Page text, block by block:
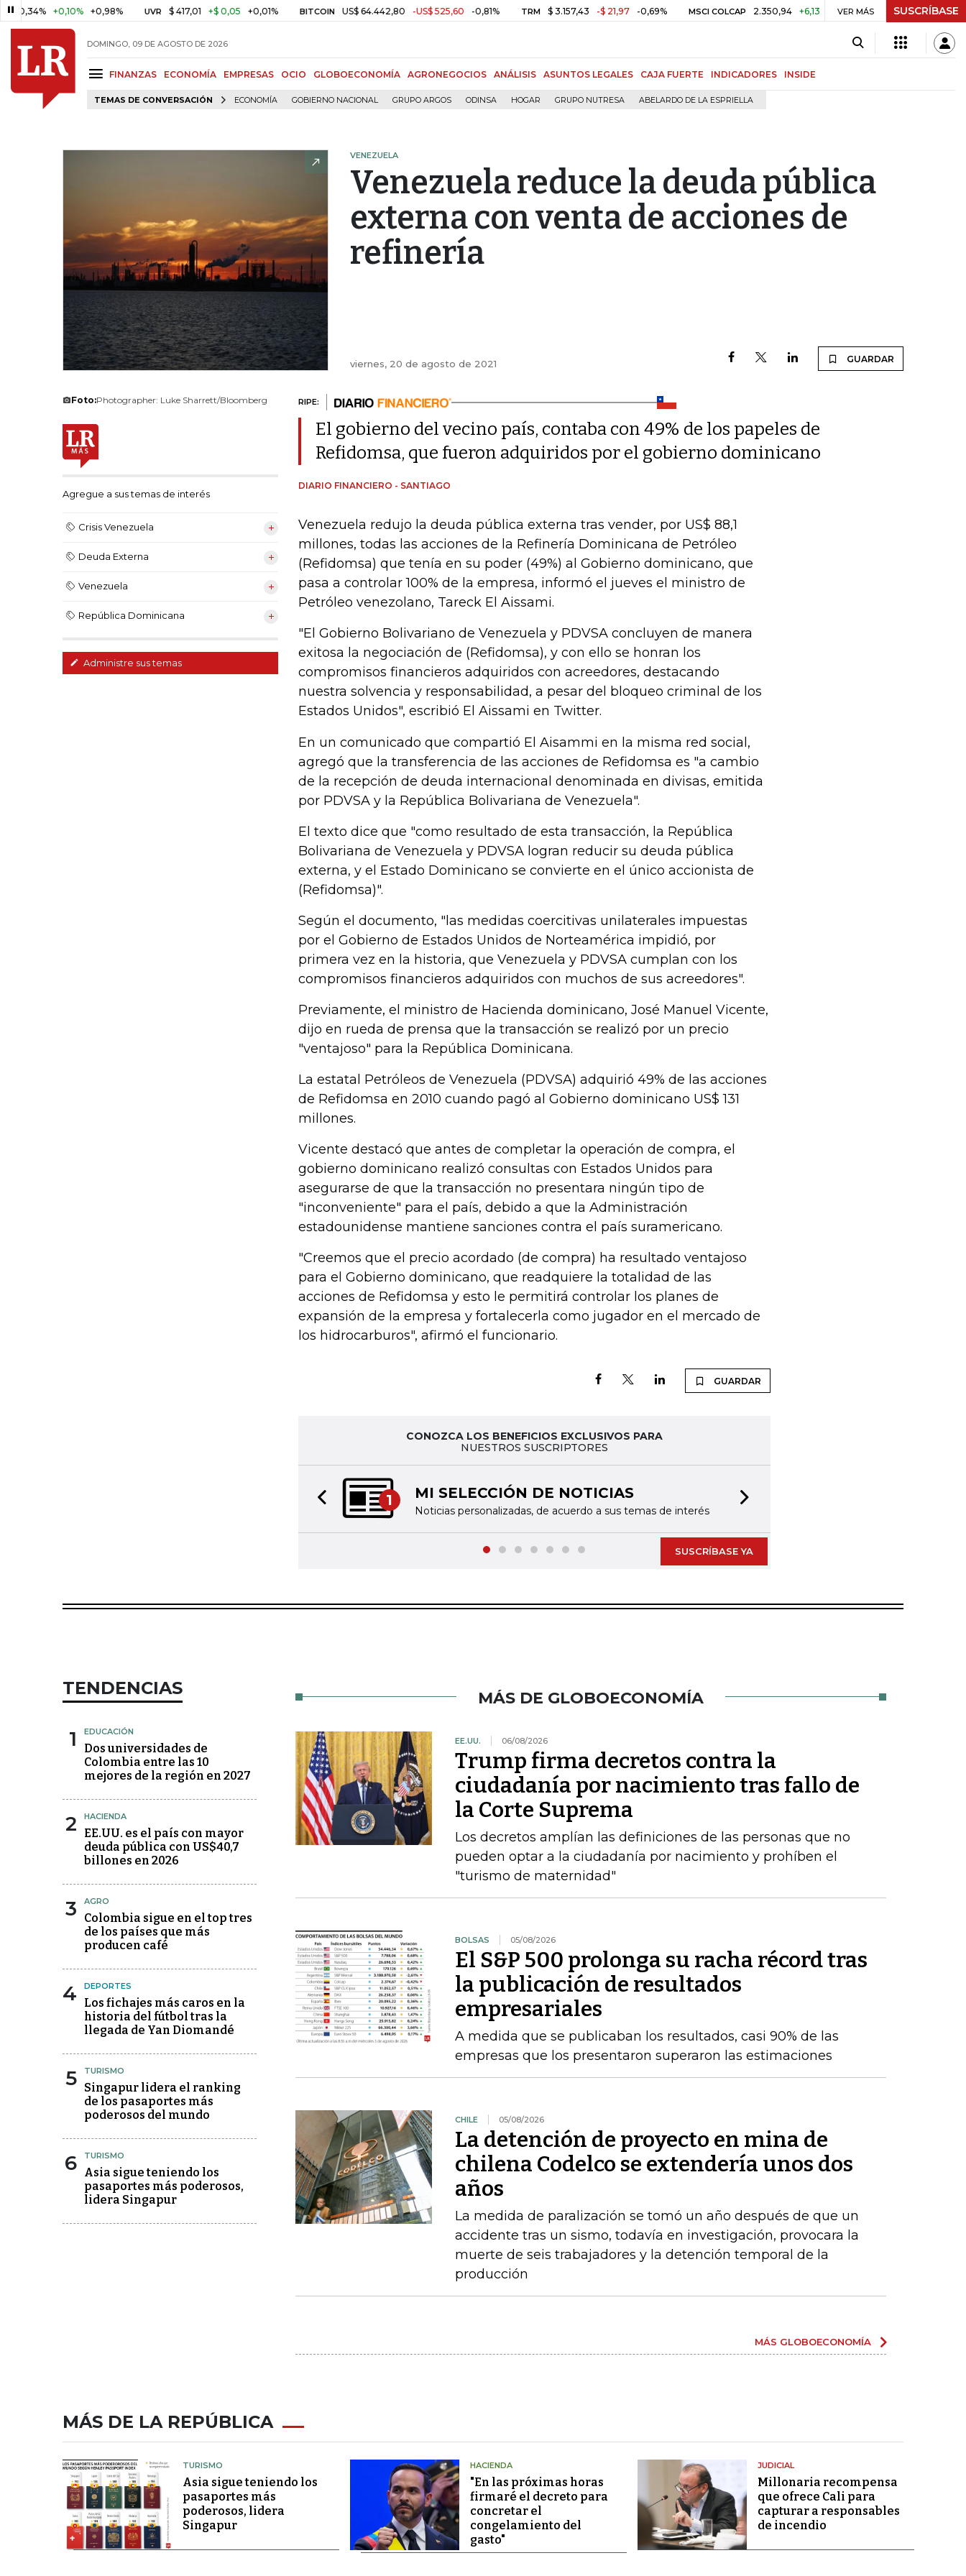
+0,10% +0,98% UVR $ 417,01 +$ 0,05 +0,01% BITCOIN US$ 64.442,80 -US$ 525,60 -0,81% TRM $ 3.157,43 -$ 21,97 -0,69% MSCI COLCAP 2.350,94 +6,13 +0,26% PETRÓLEO WTI US$ 78,01
VER MÁS SUSCRÍBASE
DOMINGO, 09 DE AGOSTO DE 2026
FINANZAS ECONOMÍA EMPRESAS OCIO GLOBOECONOMÍA AGRONEGOCIOS ANÁLISIS ASUNTOS LEGALES CAJA FUERTE INDICADORES INSIDE
TEMAS DE CONVERSACIÓN ECONOMÍA GOBIERNO NACIONAL GRUPO ARGOS ODINSA HOGAR GRUPO NUTRESA ABELARDO DE LA ESPRIELLA
VENEZUELA
Venezuela reduce la deuda pública
externa con venta de acciones de
refinería
viernes, 20 de agosto de 2021 GUARDAR
Foto:Photographer: Luke Sharrett/Bloomberg
Agregue a sus temas de interés
Crisis Venezuela
Deuda Externa
Venezuela
República Dominicana
Administre sus temas
RIPE:
El gobierno del vecino país, contaba con 49% de los papeles de
Refidomsa, que fueron adquiridos por el gobierno dominicano
DIARIO FINANCIERO - SANTIAGO
Venezuela redujo la deuda pública externa tras vender, por US$ 88,1
millones, todas las acciones de la Refinería Dominicana de Petróleo
(Refidomsa) que tenía en su poder (49%) al Gobierno dominicano, que
pasa a controlar 100% de la empresa, informó el jueves el ministro de
Petróleo venezolano, Tareck El Aissami.
"El Gobierno Bolivariano de Venezuela y PDVSA concluyen de manera
exitosa la negociación de (Refidomsa), y con ello se honran los
compromisos financieros adquiridos con acreedores, destacando
nuestra solvencia y responsabilidad, a pesar del bloqueo criminal de los
Estados Unidos", escribió El Aissami en Twitter.
En un comunicado que compartió El Aisammi en la misma red social,
agregó que la transferencia de las acciones de Refidomsa es "a cambio
de la recepción de deuda internacional denominada en divisas, emitida
por PDVSA y la República Bolivariana de Venezuela".
El texto dice que "como resultado de esta transacción, la República
Bolivariana de Venezuela y PDVSA logran reducir su deuda pública
externa, y el Estado Dominicano se convierte en el único accionista de
(Refidomsa)".
Según el documento, "las medidas coercitivas unilaterales impuestas
por el Gobierno de Estados Unidos de Norteamérica impidió, por
primera vez en la historia, que Venezuela y PDVSA cumplan con los
compromisos financieros adquiridos con muchos de sus acreedores".
Previamente, el ministro de Hacienda dominicano, José Manuel Vicente,
dijo en rueda de prensa que la transacción se realizó por un precio
"ventajoso" para la República Dominicana.
La estatal Petróleos de Venezuela (PDVSA) adquirió 49% de las acciones
de Refidomsa en 2010 cuando pagó al Gobierno dominicano US$ 131
millones.
Vicente destacó que antes de completar la operación de compra, el
gobierno dominicano realizó consultas con Estados Unidos para
asegurarse de que la transacción no presentara ningún tipo de
"inconveniente" para el país, debido a que la Administración
estadounidense mantiene sanciones contra el país suramericano.
"Creemos que el precio acordado (de compra) ha resultado ventajoso
para el Gobierno dominicano, que readquiere la totalidad de las
acciones de Refidomsa y esto le permitirá controlar los planes de
expansión de la empresa y fortalecerla como jugador en el mercado de
los hidrocarburos", afirmó el funcionario.
GUARDAR
CONOZCA LOS BENEFICIOS EXCLUSIVOS PARA
NUESTROS SUSCRIPTORES
2
BITÁCORA EMPRESARIAL 10.000 LR
Recopilación 10.000 primeras empresas en ventas en
Colombia
Previous slide
SUSCRÍBASE YA
TENDENCIAS
1 EDUCACIÓN
Dos universidades de
Colombia entre las 10
mejores de la región en 2027
2 HACIENDA
EE.UU. es el país con mayor
deuda pública con US$40,7
billones en 2026
3 AGRO
Colombia sigue en el top tres
de los países que más
producen café
4 DEPORTES
Los fichajes más caros en la
historia del fútbol tras la
llegada de Yan Diomandé
5 TURISMO
Singapur lidera el ranking
de los pasaportes más
poderosos del mundo
6 TURISMO
Asia sigue teniendo los
pasaportes más poderosos,
lidera Singapur
MÁS DE GLOBOECONOMÍA
EE.UU. 06/08/2026
Trump firma decretos contra la
ciudadanía por nacimiento tras fallo de
la Corte Suprema
Los decretos amplían las definiciones de las personas que no
pueden optar a la ciudadanía por nacimiento y prohíben el
"turismo de maternidad"
BOLSAS 05/08/2026
El S&P 500 prolonga su racha récord tras
la publicación de resultados
empresariales
A medida que se publicaban los resultados, casi 90% de las
empresas que los presentaron superaron las estimaciones
CHILE 05/08/2026
La detención de proyecto en mina de
chilena Codelco se extendería unos dos
años
La medida de paralización se tomó un año después de que un
accidente tras un sismo, todavía en investigación, provocara la
muerte de seis trabajadores y la detención temporal de la
producción
MÁS GLOBOECONOMÍA
MÁS DE LA REPÚBLICA
TURISMO
Asia sigue teniendo los
pasaportes más
poderosos, lidera
Singapur
HACIENDA
"En las próximas horas
firmaré el decreto para
concretar el
congelamiento del
gasto"
JUDICIAL
Millonaria recompensa
que ofrece Cali para
capturar a responsables
de incendio